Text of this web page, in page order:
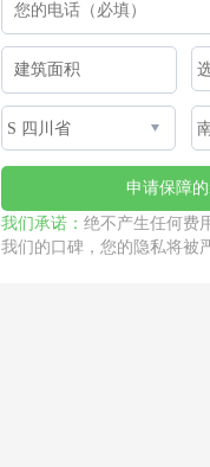
我们承诺： 绝不产生任何费
我们的口碑，您的隐私将被